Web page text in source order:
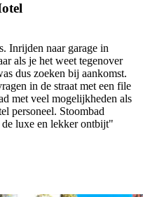
Inrijden naar garage in
als je het weet tegenover
dus zoeken bij aankomst.
in de straat met een file
met veel mogelijkheden als
personeel. Stoombad
de luxe en lekker ontbijt"